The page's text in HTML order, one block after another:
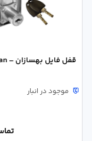
قفل فایل بهسازان – Behsazan
موجود در انبار